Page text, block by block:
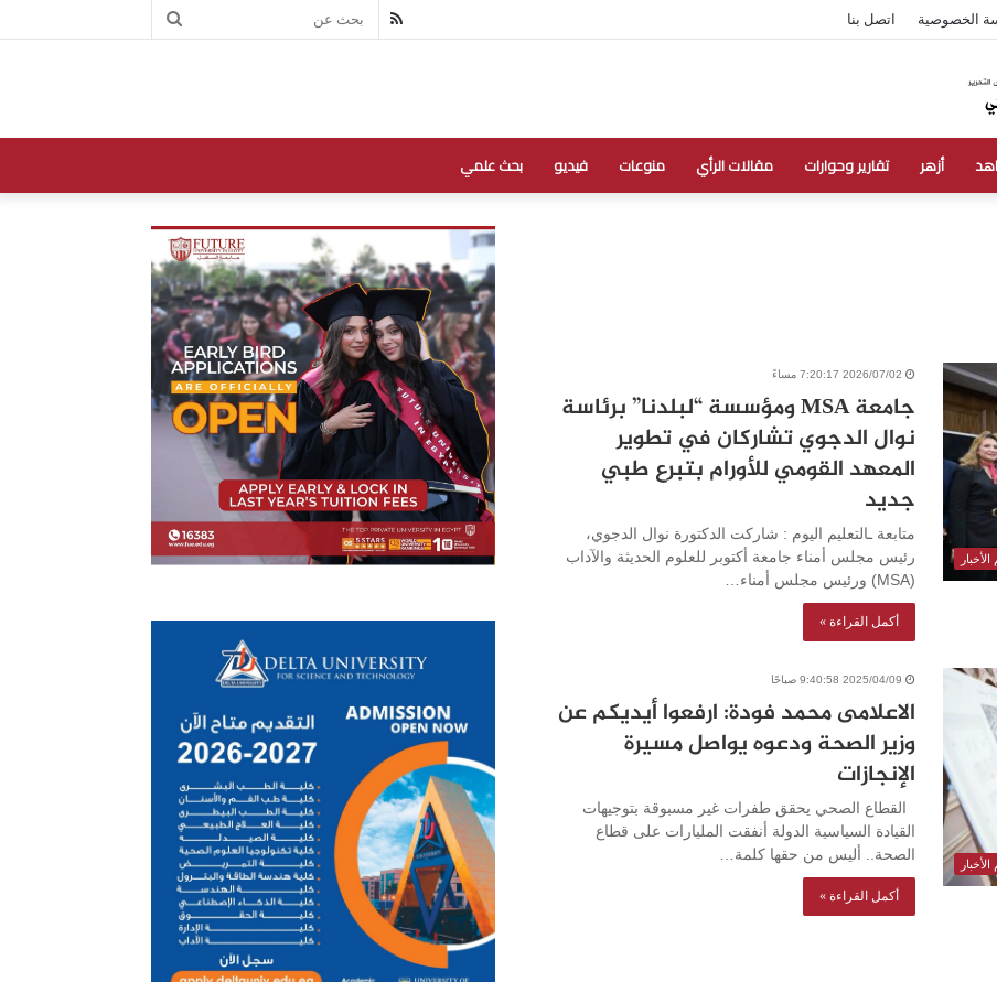
الخصوصية اتصل بنا بحث RSS
أزهر تقارير وحوارات مقالات الرأي منوعات فيديو بحث علمي
الأخبار
2026/07/02 7:20:17 مساءً
جامعة MSA ومؤسسة “لبلدنا” برئاسة
نوال الدجوي تشاركان في تطوير
المعهد القومي للأورام بتبرع طبي
جديد
متابعة ـالتعليم اليوم : شاركت الدكتورة نوال الدجوي،
رئيس مجلس أمناء جامعة أكتوبر للعلوم الحديثة والآداب
(MSA) ورئيس مجلس أمناء…
أكمل القراءة »
الأخبار
2025/04/09 9:40:58 صباحًا
الاعلامى محمد فودة: ارفعوا أيديكم عن
وزير الصحة ودعوه يواصل مسيرة
الإنجازات
القطاع الصحي يحقق طفرات غير مسبوقة بتوجيهات
القيادة السياسية الدولة أنفقت المليارات على قطاع
الصحة.. أليس من حقها كلمة…
أكمل القراءة »